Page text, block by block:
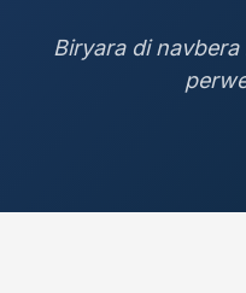
Biryara di